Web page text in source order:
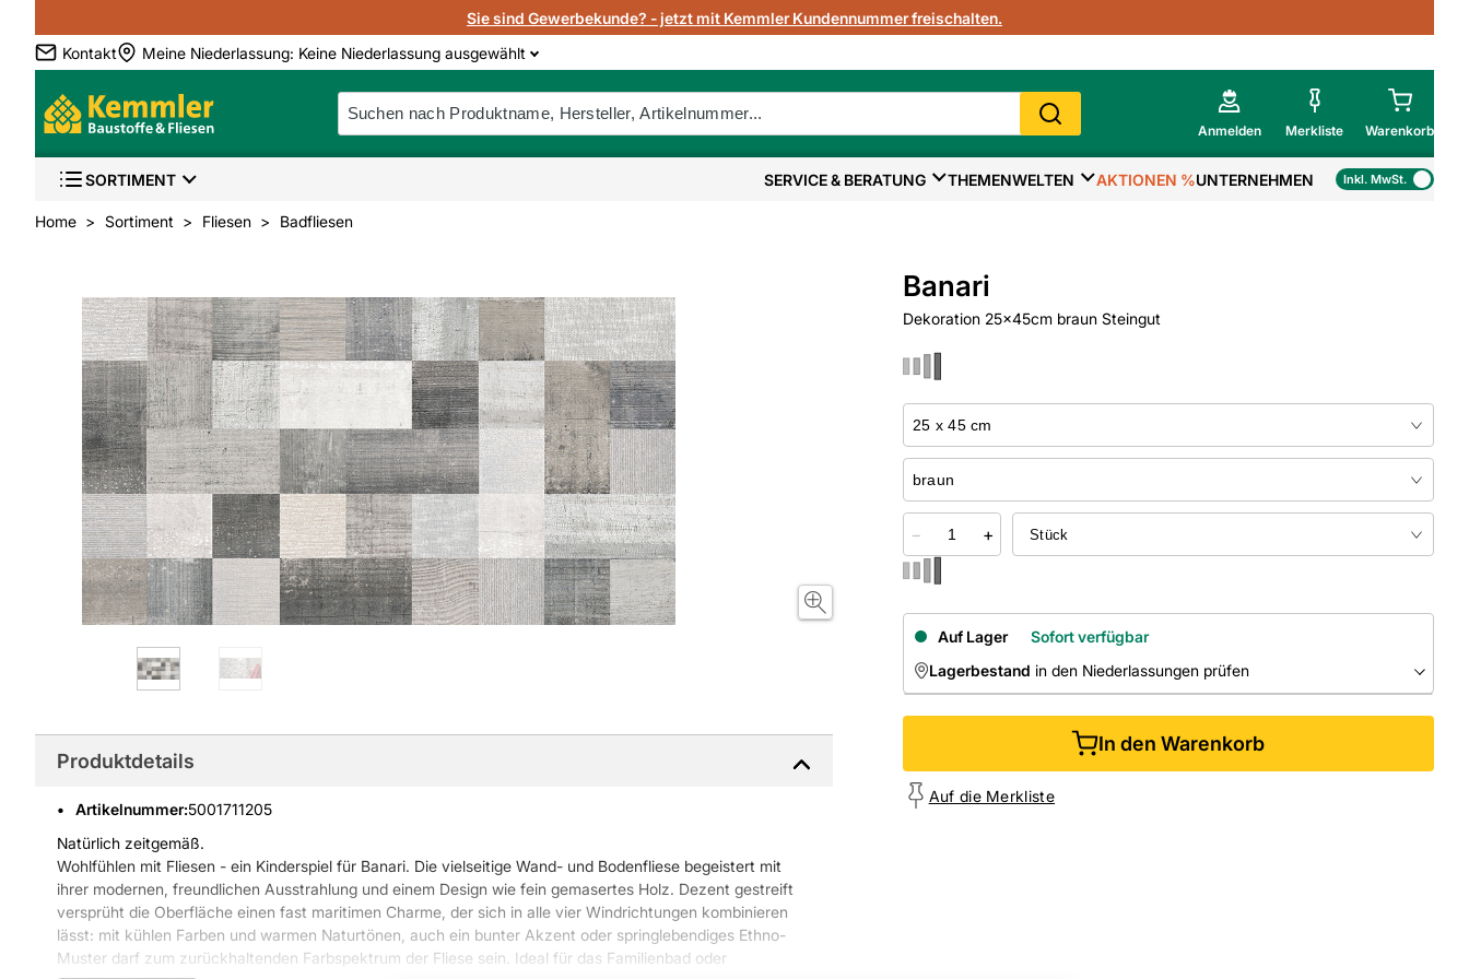
Sie sind Gewerbekunde? - jetzt mit Kemmler Kundennummer freischalten.
Kontakt
Meine Niederlassung: Keine Niederlassung ausgewählt
Anmelden Merkliste Warenkorb
Mein Warenkorb
SORTIMENT SERVICE & BERATUNG THEMENWELTEN AKTIONEN %UNTERNEHMEN Inkl. MwSt.
Home Sortiment Fliesen Badfliesen
Banari
Dekoration 25x45cm braun Steingut
− +
Auf Lager
Sofort verfügbar
Lagerbestand in den Niederlassungen prüfen
NIEDERLASSUNGEN
In den Warenkorb
Auf die Merkliste
Produktdetails
Artikelnummer:5001711205
Natürlich zeitgemäß.
Wohlfühlen mit Fliesen - ein Kinderspiel für Banari. Die vielseitige Wand- und Bodenfliese begeistert mit
ihrer modernen, freundlichen Ausstrahlung und einem Design wie fein gemasertes Holz. Dezent gestreift
versprüht die Oberfläche einen fast maritimen Charme, der sich in alle vier Windrichtungen kombinieren
lässt: mit kühlen Farben und warmen Naturtönen, auch ein bunter Akzent oder springlebendiges Ethno-
Muster darf zum zurückhaltenden Farbspektrum der Fliese sein. Ideal für das Familienbad oder